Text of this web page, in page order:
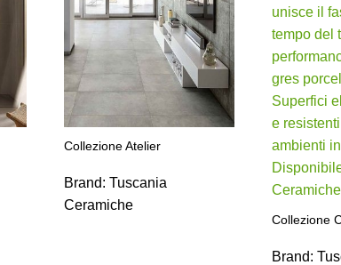
Collezione Atelier
Brand: Tuscania
Ceramiche
Collezione
Brand: